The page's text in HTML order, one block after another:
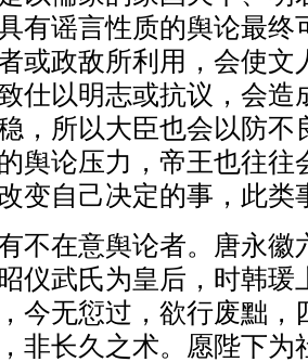
有谣言性质的舆论最终
或政敌所利用，会使文
仕以明志或抗议，会造
，所以大臣也会以防不
舆论压力，帝王也往往
变自己决定的事，此类
在意舆论者。唐永徽
仪武氏为皇后，时韩瑗
今无愆过，欲行废黜
非长久之术。愿陛下